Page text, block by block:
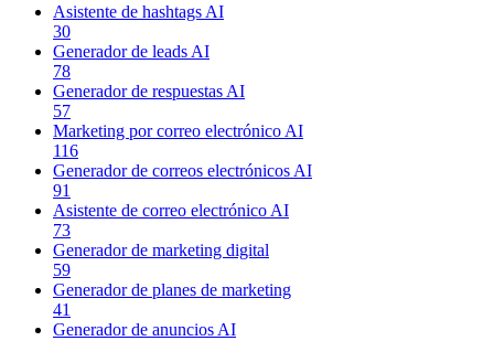
Asistente de hashtags AI
30
Generador de leads AI
78
Generador de respuestas AI
57
Marketing por correo electrónico AI
116
Generador de correos electrónicos AI
91
Asistente de correo electrónico AI
73
Generador de marketing digital
59
Generador de planes de marketing
41
Generador de anuncios AI